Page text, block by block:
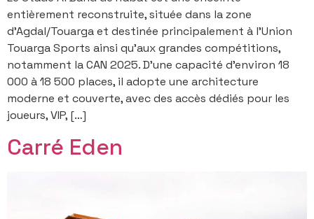
entièrement reconstruite, située dans la zone
d’Agdal/Touarga et destinée principalement à l’Union
Touarga Sports ainsi qu’aux grandes compétitions,
notamment la CAN 2025. D’une capacité d’environ 18
000 à 18 500 places, il adopte une architecture
moderne et couverte, avec des accès dédiés pour les
joueurs, VIP, […]
Carré Eden